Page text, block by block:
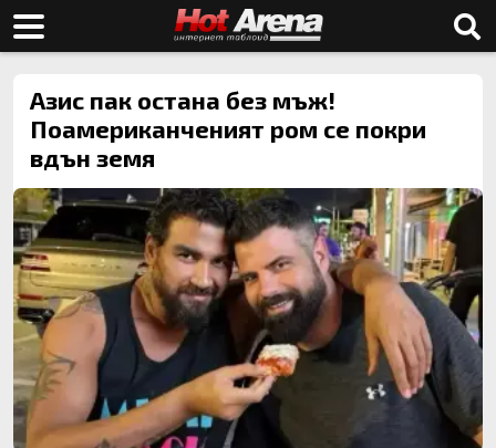
Азис пак остана без мъж!
Поамериканченият ром се покри
вдън земя